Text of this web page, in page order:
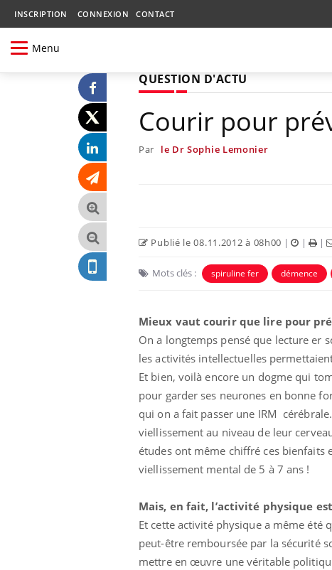
INSCRIPTION CONNEXION CONTACT
Menu
QUESTION D'ACTU
Courir pour
Par le Dr Sophie Lemonier
Publié le 08.11.2012 à 08h00 | | |
Mots clés : spiruline fer démence
Mieux vaut courir que lire pour
On a longtemps pensé que lecture er
les activités intellectuelles
Et bien, voilà encore un dogme qui
pour garder ses neurones en bonne
qui on a fait passer une IRM
viellissement au niveau de leur
études ont même chiffré ces
viellissement mental de 5 à 7 ans !
Mais, en fait, l’activité physique
Et cette activité physique a même été
peut-être remboursée par la sécurité
mettre en œuvre une véritable
Hantavirus : un cas
détecté chez un touriste
en France
Mortalité infantile : un
rapport s’interroge sur
son taux élevé en France
Grossesse à risque : ce jus
naturel attire l'attention
des chercheurs